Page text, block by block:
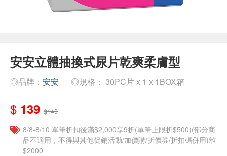
安安立體抽換式尿片乾爽柔膚型
◎品牌： 安安 ◎規格： 30PC片 x 1 x 1BOX箱
$ 139 $140
8/8-8/10 單筆折扣後滿$2,000享9折(單筆上限折$500)(部分商
品不適用，不得與其他促銷活動/加價購/折價券/折扣碼併用)離
$2000